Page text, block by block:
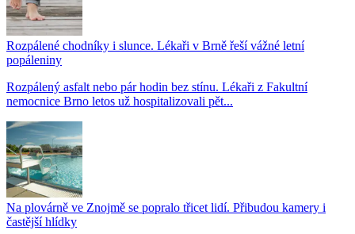
Rozpálené chodníky i slunce. Lékaři v Brně řeší vážné letní
popáleniny
Rozpálený asfalt nebo pár hodin bez stínu. Lékaři z Fakultní
nemocnice Brno letos už hospitalizovali pět...
Na plovárně ve Znojmě se popralo třicet lidí. Přibudou kamery i
častější hlídky